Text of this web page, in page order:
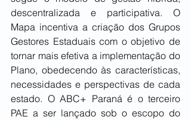
descentralizada e participativa. O
Mapa incentiva a criação dos Grupos
Gestores Estaduais com o objetivo de
tornar mais efetiva a implementação do
Plano, obedecendo às características,
necessidades e perspectivas de cada
estado. O ABC+ Paraná é o terceiro
PAE a ser lançado sob o escopo do